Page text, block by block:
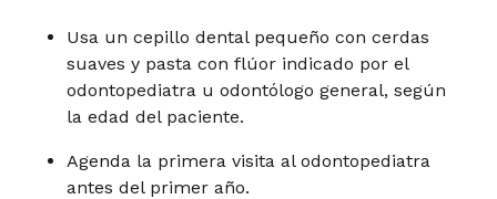
Usa un cepillo dental pequeño con cerdas
suaves y pasta con flúor indicado por el
odontopediatra u odontólogo general, según
la edad del paciente.
Agenda la primera visita al odontopediatra
antes del primer año.